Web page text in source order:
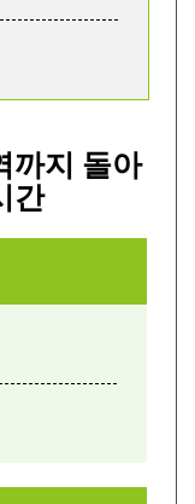
까지 돌아
간